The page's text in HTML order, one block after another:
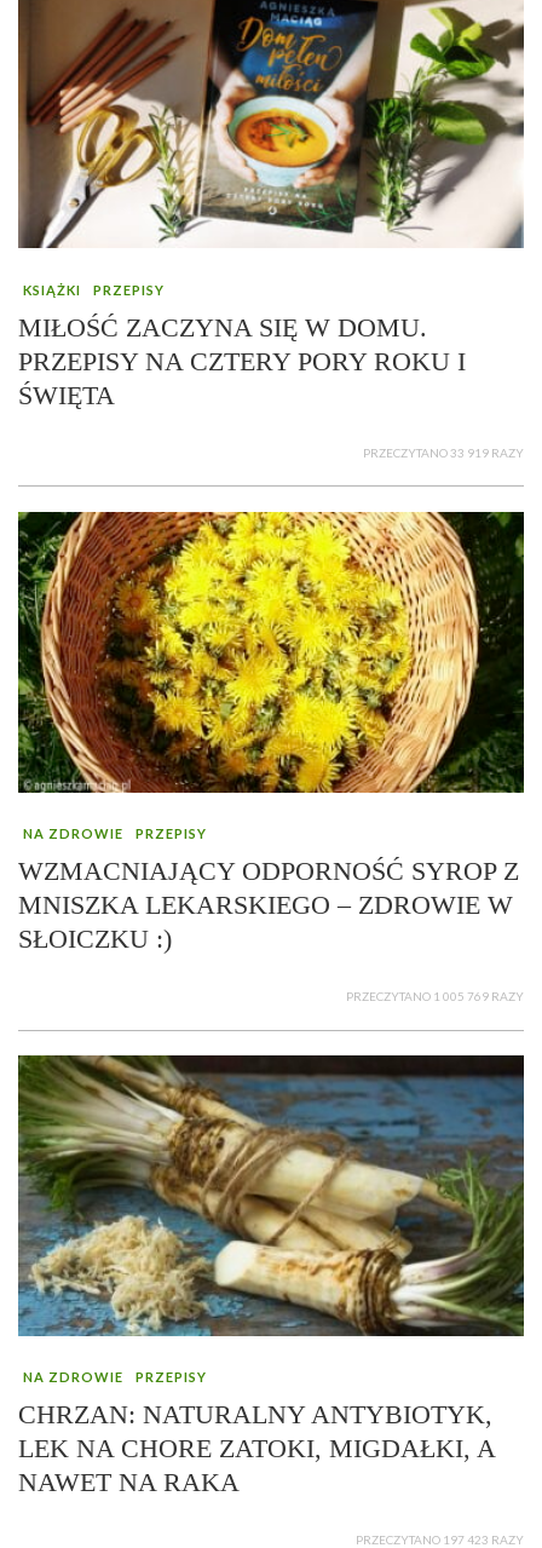
KSIĄŻKI PRZEPISY
MIŁOŚĆ ZACZYNA SIĘ W DOMU.
PRZEPISY NA CZTERY PORY ROKU I
ŚWIĘTA
PRZECZYTANO 33 919 RAZY
NA ZDROWIE PRZEPISY
WZMACNIAJĄCY ODPORNOŚĆ SYROP Z
MNISZKA LEKARSKIEGO – ZDROWIE W
SŁOICZKU :)
PRZECZYTANO 1 005 769 RAZY
NA ZDROWIE PRZEPISY
CHRZAN: NATURALNY ANTYBIOTYK,
LEK NA CHORE ZATOKI, MIGDAŁKI, A
NAWET NA RAKA
PRZECZYTANO 197 423 RAZY